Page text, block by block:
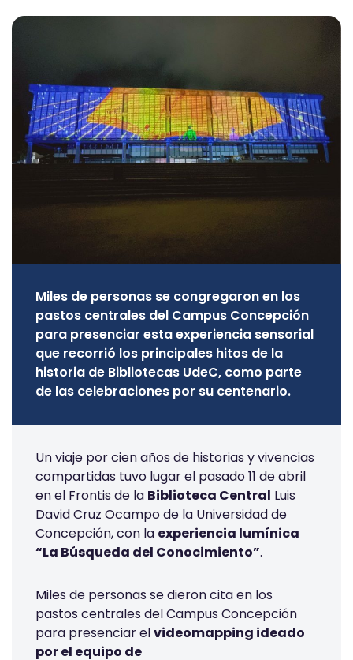
Miles de personas se congregaron en los
pastos centrales del Campus Concepción
para presenciar esta experiencia sensorial
que recorrió los principales hitos de la
historia de Bibliotecas UdeC, como parte
de las celebraciones por su centenario.
Un viaje por cien años de historias y vivencias
compartidas tuvo lugar el pasado 11 de abril
en el Frontis de la Biblioteca Central Luis
David Cruz Ocampo de la Universidad de
Concepción, con la experiencia lumínica
“La Búsqueda del Conocimiento”.
Miles de personas se dieron cita en los
pastos centrales del Campus Concepción
para presenciar elvideomapping ideado
por el equipo de